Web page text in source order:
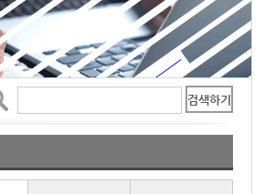
검색하기